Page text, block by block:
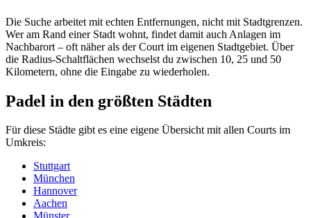
Die Suche arbeitet mit echten Entfernungen, nicht mit Stadtgrenzen.
Wer am Rand einer Stadt wohnt, findet damit auch Anlagen im
Nachbarort – oft näher als der Court im eigenen Stadtgebiet. Über
die Radius-Schaltflächen wechselst du zwischen 10, 25 und 50
Kilometern, ohne die Eingabe zu wiederholen.
Padel in den größten Städten
Für diese Städte gibt es eine eigene Übersicht mit allen Courts im
Umkreis:
Stuttgart
München
Hannover
Aachen